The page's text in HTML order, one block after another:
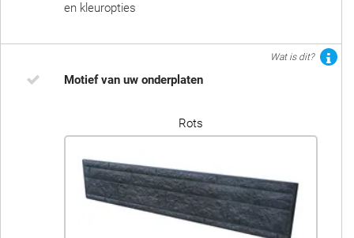
en kleuropties
Wat is dit?
Motief van uw onderplaten
Rots